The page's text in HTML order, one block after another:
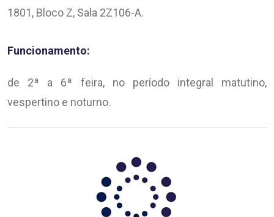
1801, Bloco Z, Sala 2Z106-A.
Funcionamento:
de 2ª a 6ª feira, no período integral matutino,
vespertino e noturno.